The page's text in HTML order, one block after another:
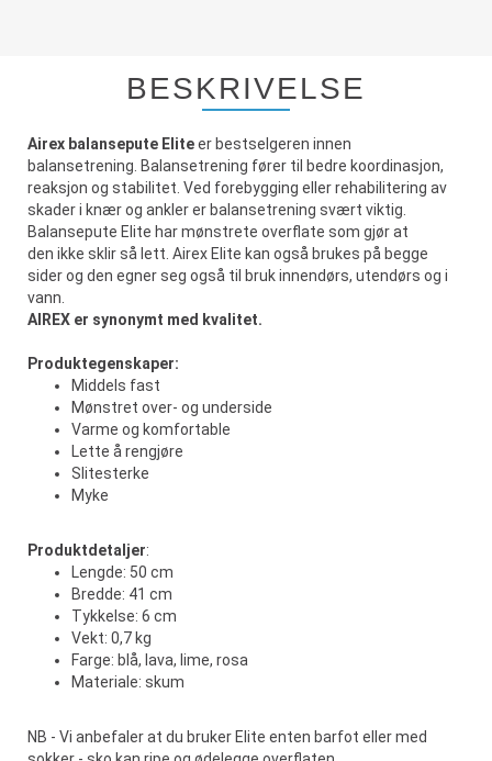
BESKRIVELSE
Airex balansepute Eliteer bestselgeren innen
balansetrening. Balansetrening fører til bedre koordinasjon,
reaksjon og stabilitet. Ved forebygging eller rehabilitering av
skader i knær og ankler er balansetrening svært viktig.
Balansepute Elite har mønstrete overflate som gjør at
den ikke sklir så lett. Airex Elite kan også brukes på begge
sider og den egner seg også til bruk innendørs, utendørs og i
vann.
AIREX er synonymt med kvalitet.
Produktegenskaper:
Middels fast
Mønstret over- og underside
Varme og komfortable
Lette å rengjøre
Slitesterke
Myke
Produktdetaljer:
Lengde: 50 cm
Bredde: 41 cm
Tykkelse: 6 cm
Vekt: 0,7 kg
Farge: blå, lava, lime, rosa
Materiale: skum
NB - Vi anbefaler at du bruker Elite enten barfot eller med